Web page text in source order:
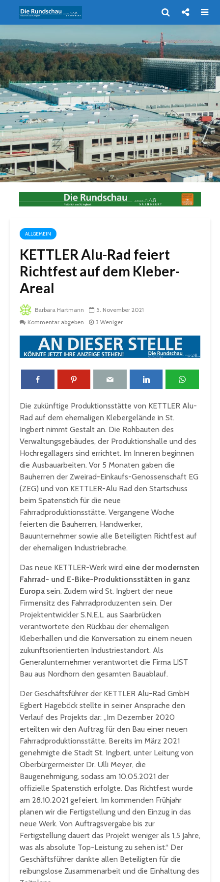
ALLGEMEIN
KETTLER Alu-Rad feiert
Richtfest auf dem Kleber-
Areal
Barbara Hartmann
5. November 2021
Kommentar abgeben
3 Weniger
Die zukünftige Produktionsstätte von KETTLER Alu-
Rad auf dem ehemaligen Klebergelände in St.
Ingbert nimmt Gestalt an. Die Rohbauten des
Verwaltungsgebäudes, der Produktionshalle und des
Hochregallagers sind errichtet. Im Inneren beginnen
die Ausbauarbeiten. Vor 5 Monaten gaben die
Bauherren der Zweirad-Einkaufs-Genossenschaft EG
(ZEG) und von KETTLER-Alu Rad den Startschuss
beim Spatenstich für die neue
Fahrradproduktionsstätte. Vergangene Woche
feierten die Bauherren, Handwerker,
Bauunternehmer sowie alle Beteiligten Richtfest auf
der ehemaligen Industriebrache.
Das neue KETTLER-Werk wird eine der modernsten
Fahrrad- und E-Bike-Produktionsstätten in ganz
Europa sein. Zudem wird St. Ingbert der neue
Firmensitz des Fahrradproduzenten sein. Der
Projektentwickler S.N.E.L. aus Saarbrücken
verantwortete den Rückbau der ehemaligen
Kleberhallen und die Konversation zu einem neuen
zukunftsorientierten Industriestandort. Als
Generalunternehmer verantwortet die Firma LIST
Bau aus Nordhorn den gesamten Bauablauf.
Der Geschäftsführer der KETTLER Alu-Rad GmbH
Egbert Hageböck stellte in seiner Ansprache den
Verlauf des Projekts dar: „Im Dezember 2020
erteilten wir den Auftrag für den Bau einer neuen
Fahrradproduktionsstätte. Bereits im März 2021
genehmigte die Stadt St. Ingbert, unter Leitung von
Oberbürgermeister Dr. Ulli Meyer, die
Baugenehmigung, sodass am 10.05.2021 der
offizielle Spatenstich erfolgte. Das Richtfest wurde
am 28.10.2021 gefeiert. Im kommenden Frühjahr
planen wir die Fertigstellung und den Einzug in das
neue Werk. Von Auftragsvergabe bis zur
Fertigstellung dauert das Projekt weniger als 1,5 Jahre,
was als absolute Top-Leistung zu sehen ist.“ Der
Geschäftsführer dankte allen Beteiligten für die
reibungslose Zusammenarbeit und die Einhaltung des